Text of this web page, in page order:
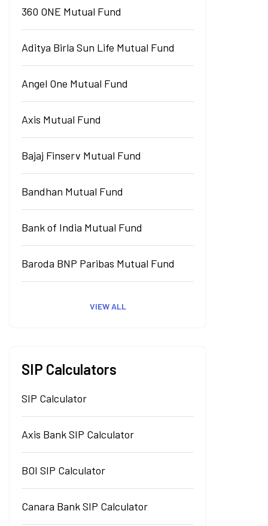
360 ONE Mutual Fund
Aditya Birla Sun Life Mutual Fund
Angel One Mutual Fund
Axis Mutual Fund
Bajaj Finserv Mutual Fund
Bandhan Mutual Fund
Bank of India Mutual Fund
Baroda BNP Paribas Mutual Fund
VIEW ALL
SIP Calculators
SIP Calculator
Axis Bank SIP Calculator
BOI SIP Calculator
Canara Bank SIP Calculator